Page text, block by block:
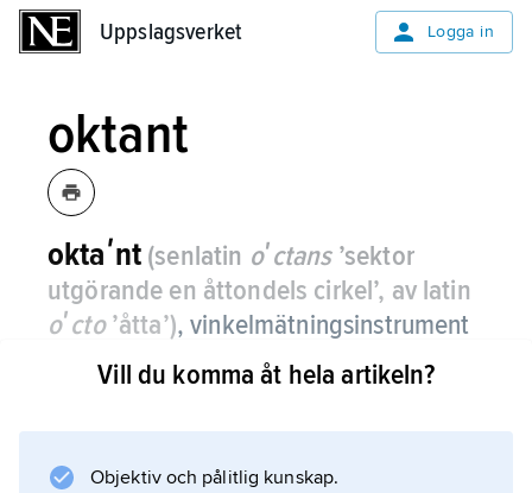
Uppslagsverket Logga in
oktant
oktaʹnt (senlatin oʹctans’sektor
utgörande en åttondels cirkel’, av latin
oʹcto’åtta’),vinkelmätningsinstrument
för navigation.
Den beskrevs redan av Isaac Newton, men
Vill du komma åt hela artikeln?
Objektiv och pålitlig kunskap.